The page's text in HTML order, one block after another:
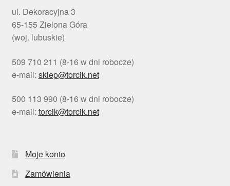
ul. Dekoracyjna 3
65-155 Zielona Góra
(woj. lubuskie)
509 710 211 (8-16 w dni robocze)
e-mail: sklep@torcik.net
500 113 990 (8-16 w dni robocze)
e-mail: torcik@torcik.net
Moje konto
Zamówienia